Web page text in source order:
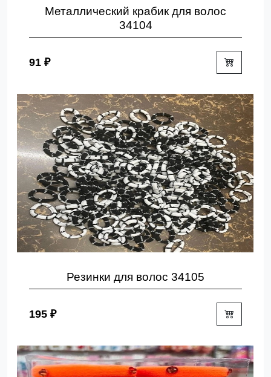
Металлический крабик для волос
34104
91 ₽
Резинки для волос 34105
195 ₽